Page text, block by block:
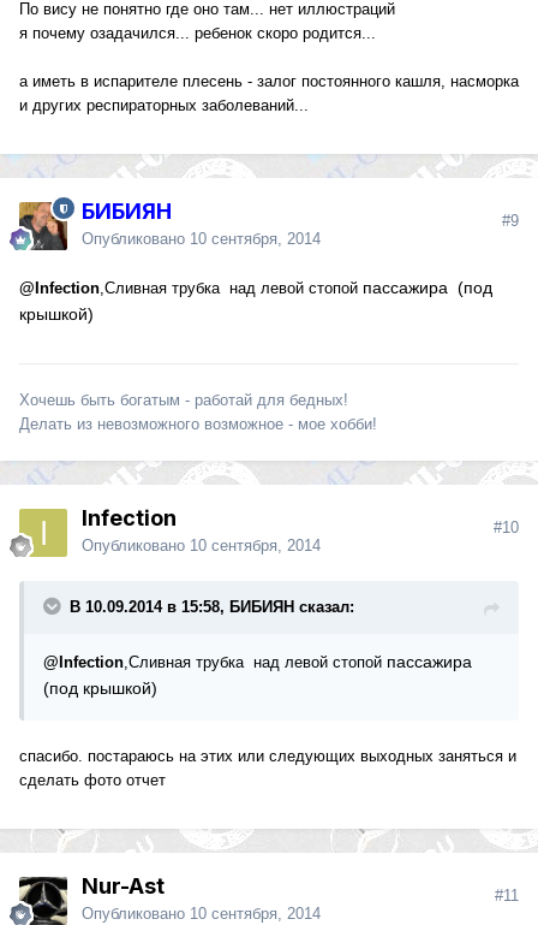
По вису не понятно где оно там... нет иллюстраций
я почему озадачился... ребенок скоро родится...
а иметь в испарителе плесень - залог постоянного кашля, насморка
и других респираторных заболеваний...
БИБИЯН
Опубликовано 10 сентября, 2014
#9
@Infection,Сливная трубка над левой стопой пассажира (под
крышкой)
Хочешь быть богатым - работай для бедных!
Делать из невозможного возможное - мое хобби!
Infection
Опубликовано 10 сентября, 2014
#10
В 10.09.2014 в 15:58, БИБИЯН сказал:
@Infection,Сливная трубка над левой стопой пассажира
(под крышкой)
спасибо. постараюсь на этих или следующих выходных заняться и
сделать фото отчет
Nur-Ast
Опубликовано 10 сентября, 2014
#11